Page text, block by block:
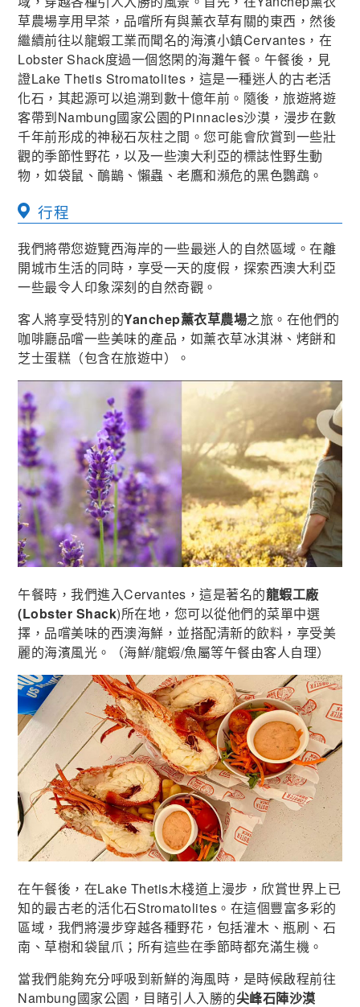
草農場享用早茶，品嚐所有與薰衣草有關的東西，然後
繼續前往以龍蝦工業而聞名的海濱小鎮Cervantes，在
Lobster Shack度過一個悠閑的海灘午餐。午餐後，見
證Lake Thetis Stromatolites，這是一種迷人的古老活
化石，其起源可以追溯到數十億年前。隨後，旅遊將遊
客帶到Nambung國家公園的Pinnacles沙漠，漫步在數
千年前形成的神秘石灰柱之間。您可能會欣賞到一些壯
觀的季節性野花，以及一些澳大利亞的標誌性野生動
物，如袋鼠、鴯鶓、懶蟲、老鷹和瀕危的黑色鸚鵡。
行程
我們將帶您遊覽西海岸的一些最迷人的自然區域。在離
開城市生活的同時，享受一天的度假，探索西澳大利亞
一些最令人印象深刻的自然奇觀。
客人將享受特別的Yanchep薰衣草農場之旅。在他們的
咖啡廳品嚐一些美味的產品，如薰衣草冰淇淋、烤餅和
芝士蛋糕（包含在旅遊中）。
午餐時，我們進入Cervantes，這是著名的龍蝦工廠
(Lobster Shack)所在地，您可以從他們的菜單中選
擇，品嚐美味的西澳海鮮，並搭配清新的飲料，享受美
麗的海濱風光。（海鮮/龍蝦/魚屬等午餐由客人自理）
在午餐後，在Lake Thetis木棧道上漫步，欣賞世界上已
知的最古老的活化石Stromatolites。在這個豐富多彩的
區域，我們將漫步穿越各種野花，包括灌木、瓶刷、石
南、草樹和袋鼠爪；所有這些在季節時都充滿生機。
當我們能夠充分呼吸到新鮮的海風時，是時候啟程前往
Nambung國家公園，目睹引人入勝的尖峰石陣沙漠